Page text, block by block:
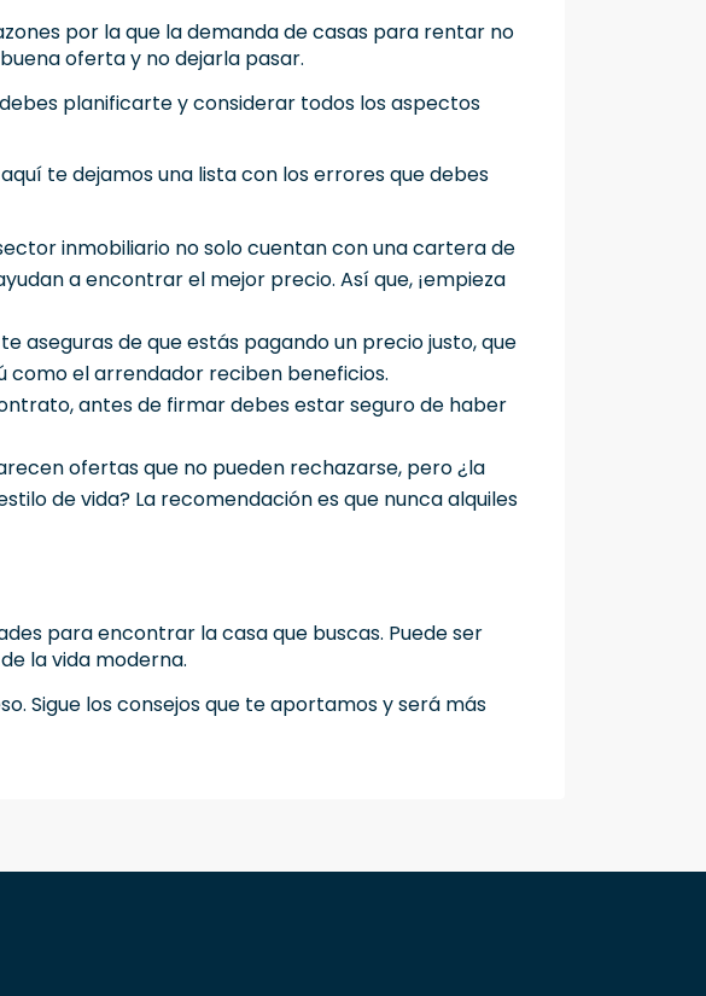
por la que la demanda de casas para rentar no
oferta y no dejarla pasar.
planificarte y considerar todos los aspectos
te dejamos una lista con los errores que debes
inmobiliario no solo cuentan con una cartera de
a encontrar el mejor precio. Así que, ¡empieza
aseguras de que estás pagando un precio justo, que
como el arrendador reciben beneficios.
antes de firmar debes estar seguro de haber
ofertas que no pueden rechazarse, pero ¿la
de vida? La recomendación es que nunca alquiles
para encontrar la casa que buscas. Puede ser
la vida moderna.
Sigue los consejos que te aportamos y será más